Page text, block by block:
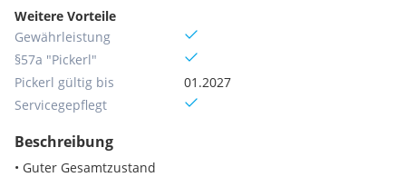
Weitere Vorteile
Gewährleistung
§57a "Pickerl"
Pickerl gültig bis
01.2027
Servicegepflegt
Beschreibung
• Guter Gesamtzustand